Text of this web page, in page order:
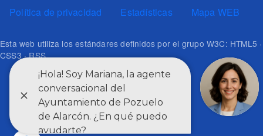
Política de privacidad
Estadísticas Mapa WEB
Esta web utiliza los estándares definidos por el grupo W3C: HTML5 ·
CSS3 · RSS